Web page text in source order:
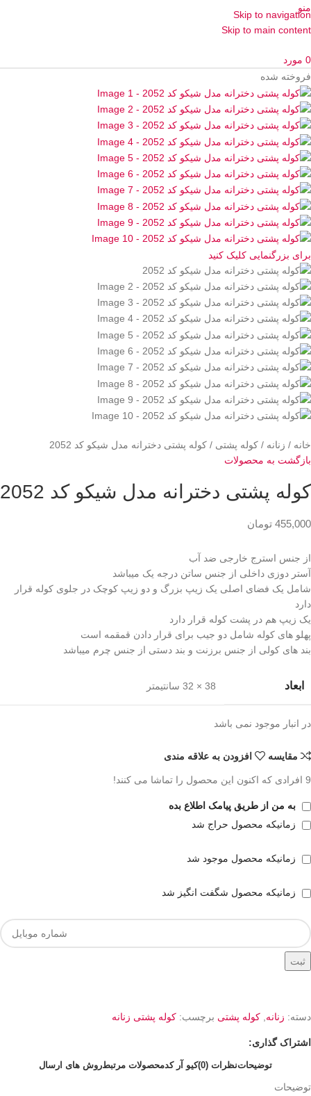
Skip to navigation
Skip to main content
منو
0 مورد
فروخته شده
برای بزرگنمایی کلیک کنید
خانه زنانه کوله پشتی
کوله پشتی دخترانه مدل شیکو کد 2052
بازگشت به محصولات
کوله پشتی دخترانه مدل شیکو کد 2052
455,000 تومان
از جنس استرج خارجی ضد آب
آستر دوزی داخلی از جنس ساتن درجه یک میباشد
شامل یک فضای اصلی یک زیپ بزرگ و دو زیپ کوچک در جلوی کوله قرار
دارد
یک زیپ هم در پشت کوله قرار دارد
پهلو های کوله شامل دو جیب برای قرار دادن قمقمه است
بند های کولی از جنس برزنت و بند دستی از جنس چرم میباشد
ابعاد 38 × 32 سانتیمتر
در انبار موجود نمی باشد
مقايسه افزودن به علاقه مندی
9 افرادی که اکنون این محصول را تماشا می کنند!
به من از طریق پیامک اطلاع بده
زمانیکه محصول حراج شد
زمانیکه محصول موجود شد
زمانیکه محصول شگفت انگیز شد
ثبت
دسته: زنانه, کوله پشتی برچسب: کوله پشتی زنانه
اشتراک گذاری:
توضیحاتنظرات (0) کیو آر کدمحصولات مرتبطروش های ارسال
توضیحات